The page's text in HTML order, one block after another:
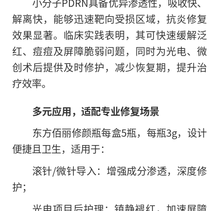
解离快，能够迅速靶向受损区域，抗炎修复
效果显著。临床实践表明，其可快速缓解泛
红、痘痘及屏障脆弱问题，同时为光电、微
创术后提供及时修护，减少恢复期，提升治
疗效率。
多元应用，适配专业修复场景
东方佰丽修颜瓶每盒5瓶，每瓶3g，设计
便捷且卫生，适用于：
滚针/微针导入：增强成分渗透，深度修
护；